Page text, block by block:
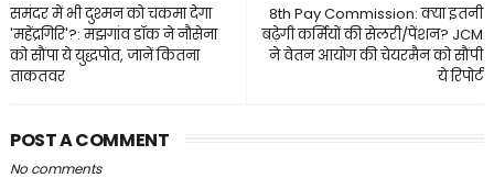
8th Pay Commission: क्या इतनी
बढ़ेगी कर्मियों की सेलरी/पेंशन? JCM
ने वेतन आयोग की चेयरमैन को सौंपी
ये रिपोर्ट
समंदर में भी दुश्मन को चकमा देगा
'महेंद्रगिरि'?: मझगांव डॉक ने नौसेना
को सौंपा ये युद्धपोत, जानें कितना
ताकतवर
POST A COMMENT
No comments